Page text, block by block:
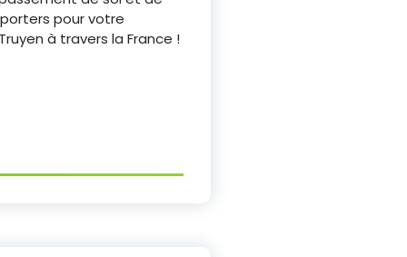
pour votre
à travers la France !